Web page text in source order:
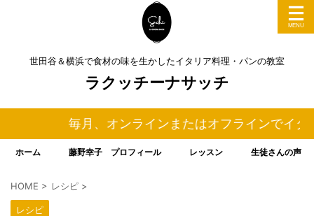
世田谷＆横浜で食材の味を生かしたイタリア料理・パンの教室
ラクッチーナサッチ
毎月、オンラインまたはオフラインでイタリ
ホーム 藤野幸子 プロフィール レッスン 生徒さんの声
HOME > レシピ >
レシピ